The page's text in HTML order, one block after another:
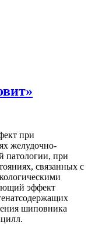
при
желудочно-
патологии, при
связанных с
эффект
шиповника